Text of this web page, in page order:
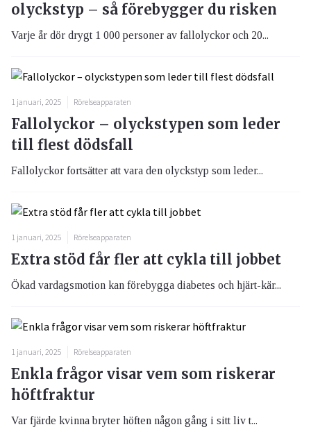
olyckstyp – så förebygger du risken
Varje år dör drygt 1 000 personer av fallolyckor och 20...
1 januari, 2025 Rörelseapparaten
Fallolyckor – olyckstypen som leder
till flest dödsfall
Fallolyckor fortsätter att vara den olyckstyp som leder...
1 januari, 2025 Rörelseapparaten
Extra stöd får fler att cykla till jobbet
Ökad vardagsmotion kan förebygga diabetes och hjärt-kär...
1 januari, 2025 Rörelseapparaten
Enkla frågor visar vem som riskerar
höftfraktur
Var fjärde kvinna bryter höften någon gång i sitt liv t...